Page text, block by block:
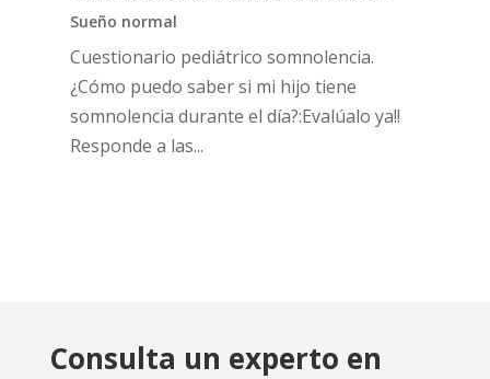
Sueño normal
Cuestionario pediátrico somnolencia.
¿Cómo puedo saber si mi hijo tiene
somnolencia durante el día?:Evalúalo ya!!
Responde a las...
Consulta un experto en